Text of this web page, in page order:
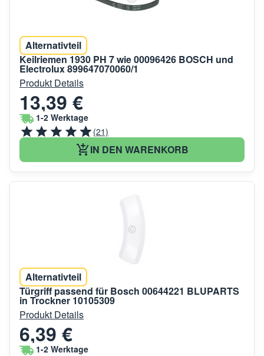
Alternativteil
Keilriemen 1930 PH 7 wie 00096426 BOSCH und
Electrolux 899647070060/1
Produkt Details
13,39 €
1-2 Werktage
(21)
IN DEN WARENKORB
Alternativteil
Türgriff passend für Bosch 00644221 BLUPARTS
in Trockner 10105309
Produkt Details
6,39 €
1-2 Werktage